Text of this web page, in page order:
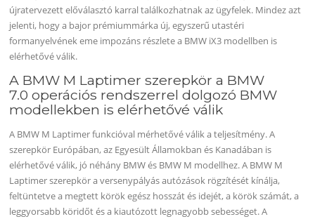
újratervezett előválasztó karral találkozhatnak az ügyfelek. Mindez azt
jelenti, hogy a bajor prémiummárka új, egyszerű utastéri
formanyelvének eme impozáns részlete a BMW iX3 modellben is
elérhetővé válik.
A BMW M Laptimer szerepkör a BMW
7.0 operációs rendszerrel dolgozó BMW
modellekben is elérhetővé válik
A BMW M Laptimer funkcióval mérhetővé válik a teljesítmény. A
szerepkör Európában, az Egyesült Államokban és Kanadában is
elérhetővé válik, jó néhány BMW és BMW M modellhez. A BMW M
Laptimer szerepkör a versenypályás autózások rögzítését kínálja,
feltüntetve a megtett körök egész hosszát és idejét, a körök számát, a
leggyorsabb köridőt és a kiautózott legnagyobb sebességet. A